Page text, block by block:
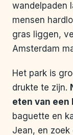
wandelpaden
mensen
gras liggen,
Amsterdam
Het park is
drukte te zijn.
eten van een
baguette en
Jean, en